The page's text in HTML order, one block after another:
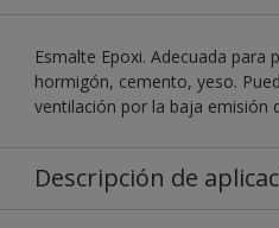
Esmalte Epoxi. Adecuada para
hormigón, cemento, yeso.
ventilación por la baja emisión
Descripción de